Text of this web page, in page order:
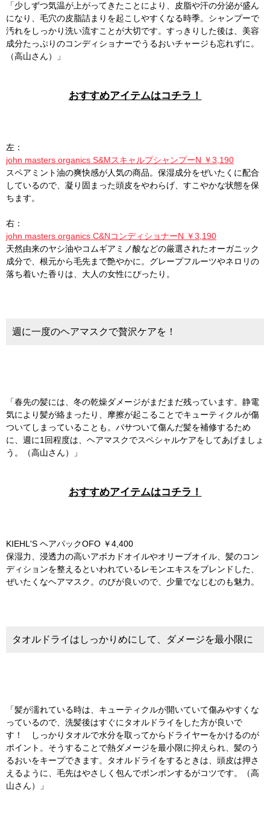
「少しずつ気温が上がってきたことにより、皮脂や汗の分泌が盛ん
になり、毛穴の皮脂詰まりを起こしやすくなる時季。シャンプーで
汚れをしっかり洗い流すことが大切です。すっきりした後は、美容
成分たっぷりのコンディショナーでうるおいチャージも忘れずに。
（高山さん）」
おすすめアイテムはコチラ！
左：
john masters organics S&MスキャルプシャンプーN ￥3,190
スペアミント油の爽快感が人気の商品。保湿成分をぜいたくに配合
しているので、凝り固まった頭皮をやわらげ、すこやかな状態を保
ちます。
右：
john masters organics C&NコンディショナーN ￥3,190
天然由来のヤシ油やコムギアミノ酸などの厳選されたオーガニック
成分で、根元から毛先まで艶やかに。グレープフルーツやネロリの
落ち着いた香りは、大人の女性にぴったり。
週に一度のヘアマスクで贅沢ケアを！
「春先の髪には、冬の乾燥ダメージがまだまだ残っています。静電
気により髪が絡まったり、摩擦が起こることでキューティクルが傷
ついてしまっていることも。パサついて傷んだ髪を補修するため
に、週に1回程度は、ヘアマスクでスペシャルケアをしてあげましょ
う。（高山さん）」
おすすめアイテムはコチラ！
KIEHL'S ヘアパックOFO ￥4,400
保湿力、浸透力の高いアボカドオイルやオリーブオイル、髪のコン
ディションを整えるといわれているレモンエキスをブレンドした、
ぜいたくなヘアマスク。のびが良いので、少量でなじむのも魅力。
タオルドライはしっかりめにして、ダメージを最小限に
「髪が濡れている時は、キューティクルが開いていて傷みやすくな
っているので、洗髪後はすぐにタオルドライをした方が良いで
す！ しっかりタオルで水分を取ってからドライヤーをかけるのが
ポイント。そうすることで熱ダメージを最小限に抑えられ、髪のう
るおいをキープできます。タオルドライをするときは、頭皮は押さ
えるように、毛先はやさしく包んでポンポンするがコツです。（高
山さん）」